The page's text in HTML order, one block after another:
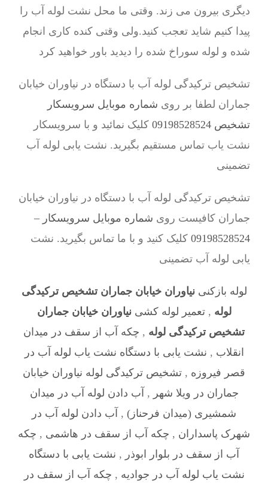
دیگری بیرون می زند. وقتی ما محل نشت لوله آب را
پیدا کنیم شاید تعجب کنید.ولی وقتی کنده کاری انجام
شده و لوله سوراخ شده را دیدید باور خواهید کرد
تشخیص ترکیدگی لوله آب با دستگاه در نیاوران خیابان
جماران لطفا بر روی شماره موبایل سرویسکار
تشخیص 09198528524
کلیک نمائید و با سرویسکار
نشت یاب تماس مستقیم بگیرید. نشت یابی لوله آب
تضمینی
تشخیص ترکیدگی لوله آب با دستگاه در نیاوران خیابان
جماران کافیست روی شماره موبایل سرویسکار –
09198528524 کلیک کنید و با ما تماس بگیرید. نشت
یابی لوله آب تضمینی
لوله بازکنینیاوران خیابان جماران تشخیص ترکیدگی
لوله ,تعمیر لوله کشینیاوران خیابان جماران
تشخیص ترکیدگی لوله , چکه آب از سقف در میدان
انقلاب , نشت یابی با دستگاه نشت یاب لوله آب در
قصر فیروزه , تشخیص ترکیدگی لوله نیاوران خیابان
جماران در ویلا شهر , آب دادن لوله آب در میدان
شمشیری (میدان فرحناز) , آب دادن لوله آب در
شهرک پاسداران , چکه آب از سقف در هاشمی , چکه
آب از سقف در بلوار ابوذر , نشت یابی با دستگاه
نشت یاب لوله آب در جوادیه , چکه آب از سقف در